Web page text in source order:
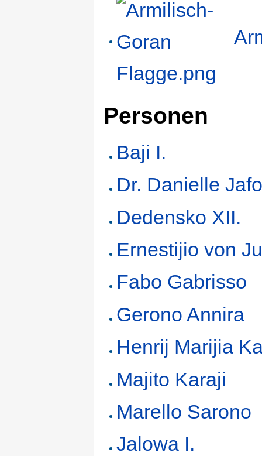
Personen
Baji I.
Dr. Danielle
Dedensko XII.
Ernestijio von
Fabo Gabrisso
Gerono Annira
Henrij Marijia
Majito Karaji
Marello Sarono
Jalowa I.